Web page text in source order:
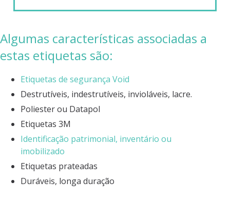
Algumas características associadas a
estas etiquetas são:
Etiquetas de segurança Void
Destrutíveis, indestrutíveis, invioláveis, lacre.
Poliester ou Datapol
Etiquetas 3M
Identificação patrimonial, inventário ou
imobilizado
Etiquetas prateadas
Duráveis, longa duração